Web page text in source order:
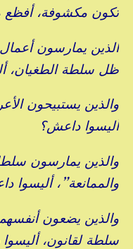
تكون مكشوفة، أفظع
الذين يمارسون أعمال
ظل سلطة الطغيان،
والذين يستبيحون
أليسوا داعش؟
والذين يمارسون
والممانعة”، أليسوا
والذين يضعون
سلطة لقانون،